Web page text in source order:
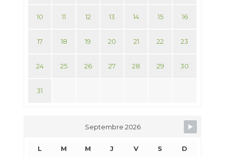
10 11 12 13 14 15 16
17 18 19 20 21 22 23
24 25 26 27 28 29 30
31
Septembre 2026
L M M J V S D